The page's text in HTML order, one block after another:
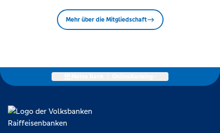
Mehr über die Mitgliedschaft